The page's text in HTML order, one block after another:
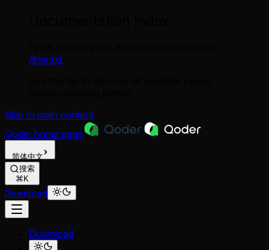
/llms.txt
Skip to main content
Qoder home page
简体中文
搜索
⌘K
Download
Download